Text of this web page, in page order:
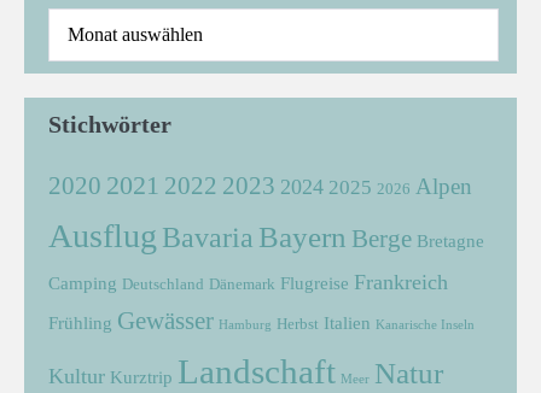
Stichwörter
2020 2021 2022 2023 2024 2025 2026 Alpen
Ausflug Bavaria Bayern Berge Bretagne
Camping Deutschland Dänemark Flugreise Frankreich
Frühling Gewässer Hamburg Herbst Italien Kanarische Inseln
Kultur Kurztrip Landschaft Meer Natur